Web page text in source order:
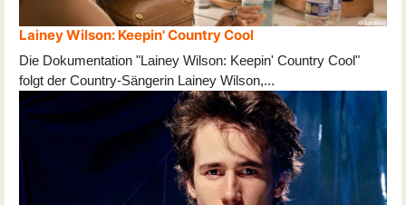
Lainey Wilson: Keepin' Country Cool
Die Dokumentation "Lainey Wilson: Keepin' Country Cool"
folgt der Country-Sängerin Lainey Wilson,...